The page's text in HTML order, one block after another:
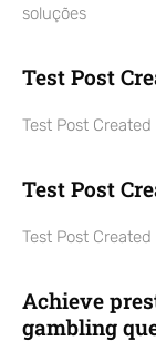
soluções
Test Post
Test Post Created
Test Post
Test Post Created
Achieve
gambling